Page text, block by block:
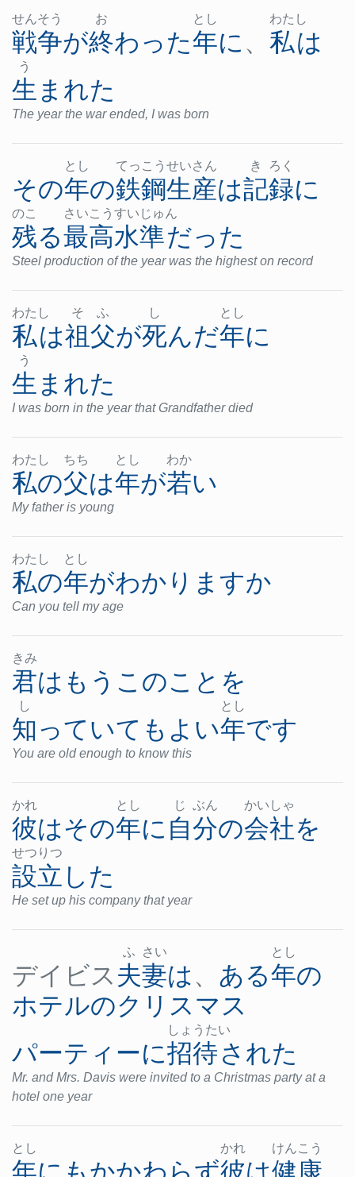
せんそう
戦争が
お
終わった
とし
年に、
わた し
私は
う
生まれた
The year the war ended, I was born
その
とし
年の
てっ こう
鉄鋼
せいさん
生産は
き ろく
記録に
のこ
残る
さいこう
最高
すい じゅん
水準だった
Steel production of the year was the highest on record
わた し
私は
そ ふ
祖父が
し
死んだ
とし
年に
う
生まれた
I was born in the year that Grandfather died
わた し
私の
ちち
父は
とし
年が
わか
若い
My father is young
わた し
私の
とし
年がわかりますか
Can you tell my age
きみ
君は もう このこと を
し
知っていて も よい
とし
年です
You are old enough to know this
かれ
彼はその
とし
年に
じ ぶん
自分の
かい しゃ
会社を
せつ りつ
設立 した
He set up his company that year
デイビス
ふ さい
夫妻は、 ある
とし
年の
ホテルのクリスマス
パーティーに
しょ うたい
招待された
Mr. and Mrs. Davis were invited to a Christmas party at a
hotel one year
とし かれ けんこう